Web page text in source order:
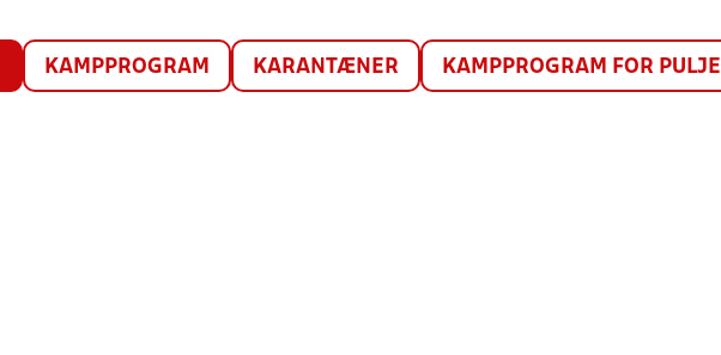
KAMPPROGRAM KARANTÆNER KAMPPROGRAM FOR PULJE